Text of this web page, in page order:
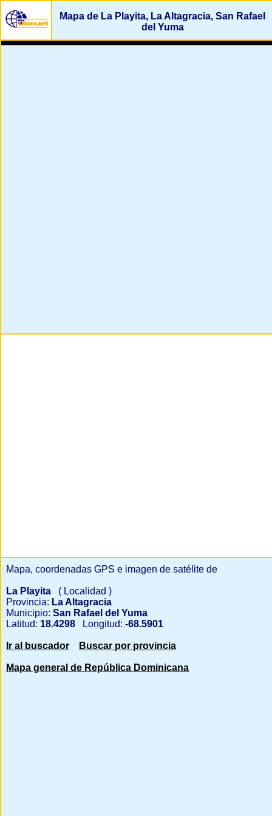
Mapa de La Playita, La Altagracia, San Rafael
del Yuma
Mapa, coordenadas GPS e imagen de satélite de
La Playita
( Localidad )
Provincia: La Altagracia
Municipio: San Rafael del Yuma
Latitud: 18.4298 Longitud: -68.5901
Ir al buscador Buscar por provincia
Mapa general de República Dominicana